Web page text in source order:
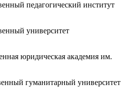
педагогический институт
университет
юридическая академия им.
гуманитарный университет